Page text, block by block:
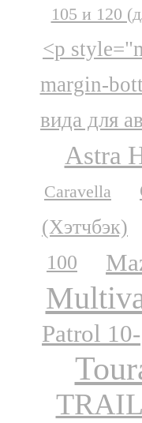
105 и 120
<p
margin-
вида для
Astra
Caravella
(Хэтчбэк)
100
Patrol 10-
TRAIL